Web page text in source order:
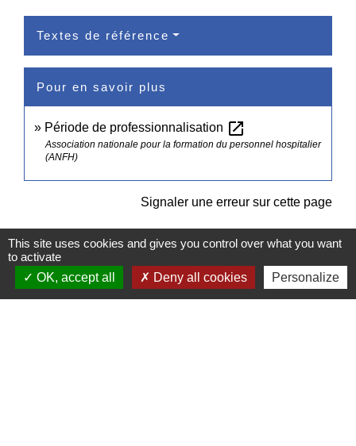
Textes de référence
Pour en savoir plus
Période de professionnalisation open_in_new
Association nationale pour la formation du personnel hospitalier
(ANFH)
Signaler une erreur sur cette page
This site uses cookies and gives you control over what you want
to activate
OK, accept all
Deny all cookies Personalize